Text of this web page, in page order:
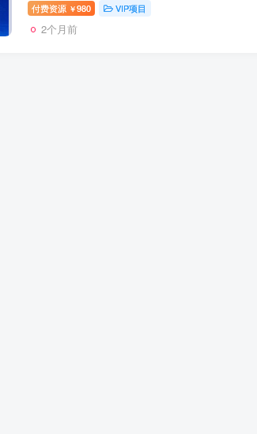
付费资源 ￥980 VIP项目
2个月前